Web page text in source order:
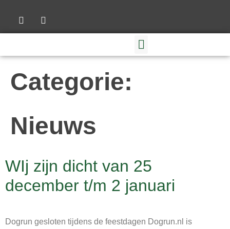
Categorie:
Nieuws
WIj zijn dicht van 25
december t/m 2 januari
Dogrun gesloten tijdens de feestdagen Dogrun.nl is